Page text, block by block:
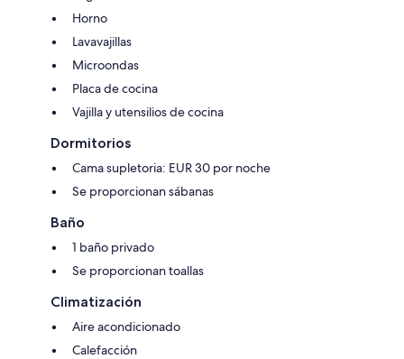
Horno
Lavavajillas
Microondas
Placa de cocina
Vajilla y utensilios de cocina
Dormitorios
Cama supletoria: EUR 30 por noche
Se proporcionan sábanas
Baño
1 baño privado
Se proporcionan toallas
Climatización
Aire acondicionado
Calefacción